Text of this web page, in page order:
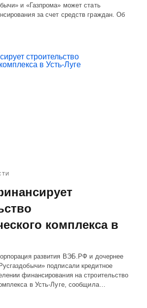
и «Газпрома» может стать
за счет средств граждан. Об
комплекса в
развития ВЭБ.РФ и дочернее
подписали кредитное
финансирования на строительство
в Усть-Луге, сообщила…